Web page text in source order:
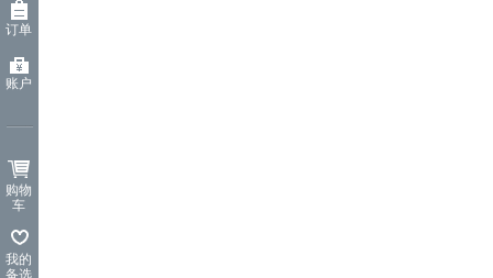
订单
账户
购物
车
我的
备选